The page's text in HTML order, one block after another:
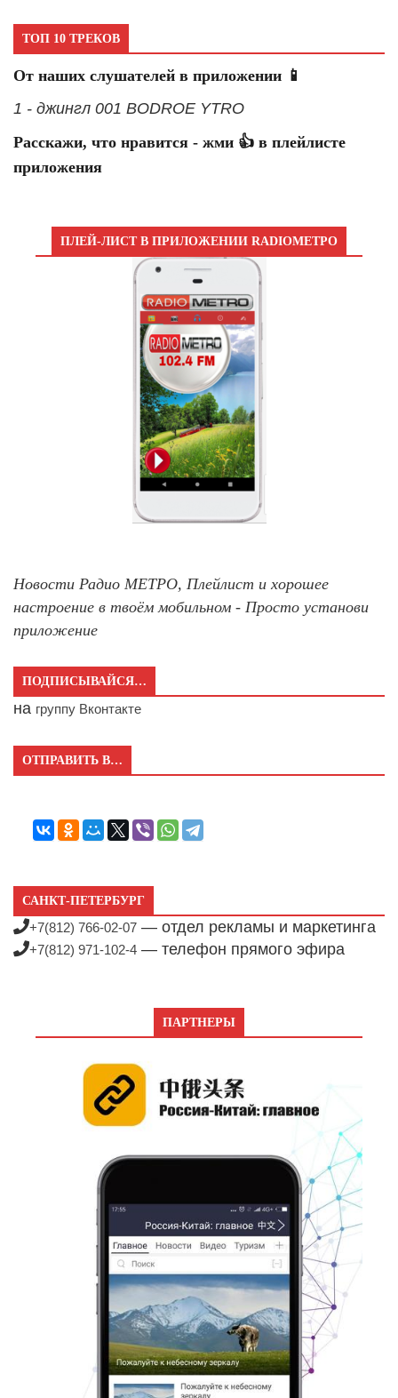
ТОП 10 ТРЕКОВ
От наших слушателей в приложении 📱
1 - джингл 001 BODROE YTRO
Расскажи, что нравится - жми 👍 в плейлисте
приложения
ПЛЕЙ-ЛИСТ В ПРИЛОЖЕНИИ RADIOМЕТРО
Новости Радио МЕТРО, Плейлист и хорошее
настроение в твоём мобильном - Просто установи
приложение
ПОДПИСЫВАЙСЯ…
на группу Вконтакте
ОТПРАВИТЬ В…
САНКТ-ПЕТЕРБУРГ
+7(812) 766-02-07 — отдел рекламы и маркетинга
+7(812) 971-102-4 — телефон прямого эфира
ПАРТНЕРЫ